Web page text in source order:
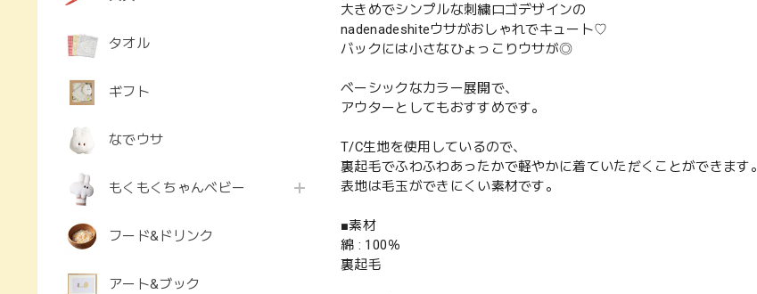
タオル
ギフト
なでウサ
もくもくちゃんベビー
フード&ドリンク
アート&ブック
大きめでシンプルな刺繍ロゴデザインの
nadenadeshiteウサがおしゃれでキュート♡
バックには小さなひょっこりウサが◎
ベーシックなカラー展開で、
アウターとしてもおすすめです。
T/C生地を使用しているので、
裏起毛でふわふわあったかで軽やかに着ていただくことができます。
表地は毛玉ができにくい素材です。
■素材
綿 : 100％
裏起毛